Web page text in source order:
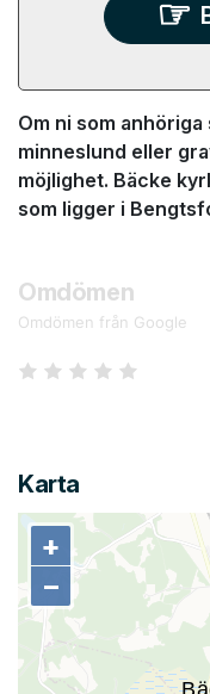
Om ni som
minneslund eller
möjlighet. Bäcke
som ligger i
Omdömen
Omdömen från Google
Karta
+
−
+
−